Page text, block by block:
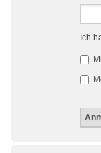
Ich